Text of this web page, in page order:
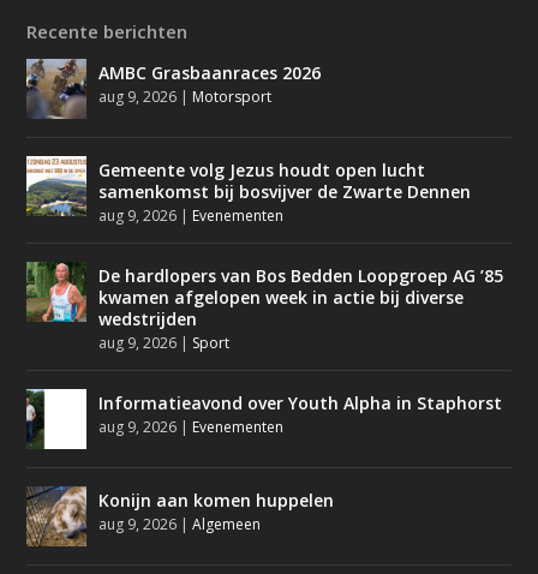
Recente berichten
AMBC Grasbaanraces 2026
aug 9, 2026 | Motorsport
Gemeente volg Jezus houdt open lucht
samenkomst bij bosvijver de Zwarte Dennen
aug 9, 2026 | Evenementen
De hardlopers van Bos Bedden Loopgroep AG ’85
kwamen afgelopen week in actie bij diverse
wedstrijden
aug 9, 2026 | Sport
Informatieavond over Youth Alpha in Staphorst
aug 9, 2026 | Evenementen
Konijn aan komen huppelen
aug 9, 2026 |Algemeen